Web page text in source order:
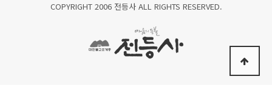
COPYRIGHT 2006 전등사 ALL RIGHTS RESERVED.